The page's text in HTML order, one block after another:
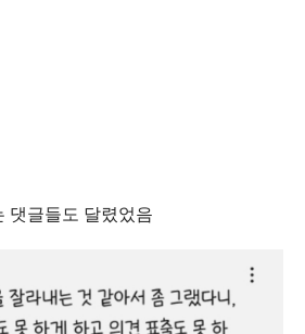
댓글들도 달렸었음